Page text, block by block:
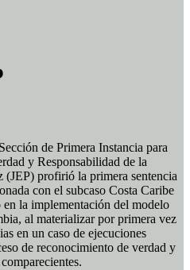
de Primera Instancia para
y Responsabilidad de la
(JEP) profirió la primera sentencia
con el subcaso Costa Caribe
la implementación del modelo
al materializar por primera vez
en un caso de ejecuciones
de reconocimiento de verdad y